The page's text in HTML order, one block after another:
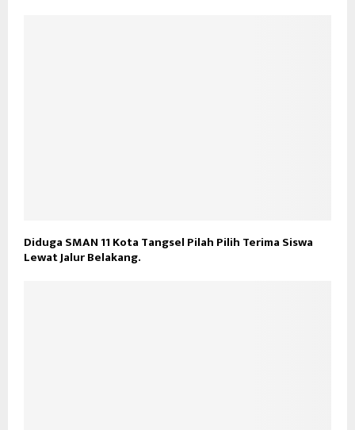
Diduga SMAN 11 Kota Tangsel Pilah Pilih Terima Siswa
Lewat Jalur Belakang.